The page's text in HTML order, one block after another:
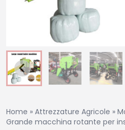
Home » Attrezzature Agricole »
Grande macchina rotante per